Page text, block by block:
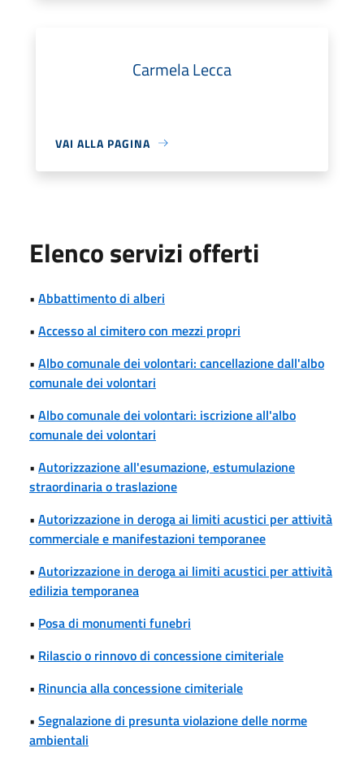
Carmela Lecca
VAI ALLA PAGINA
Elenco servizi offerti
• Abbattimento di alberi
• Accesso al cimitero con mezzi propri
• Albo comunale dei volontari: cancellazione dall'albo
comunale dei volontari
• Albo comunale dei volontari: iscrizione all'albo
comunale dei volontari
• Autorizzazione all'esumazione, estumulazione
straordinaria o traslazione
• Autorizzazione in deroga ai limiti acustici per attività
commerciale e manifestazioni temporanee
• Autorizzazione in deroga ai limiti acustici per attività
edilizia temporanea
• Posa di monumenti funebri
• Rilascio o rinnovo di concessione cimiteriale
• Rinuncia alla concessione cimiteriale
• Segnalazione di presunta violazione delle norme
ambientali